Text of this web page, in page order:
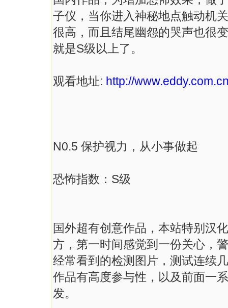
子仪，当你进入神秘地点触动机
很高，而且结尾幽怨的哭声也很
就是S级以上了。
观看地址: http://
N0.5 保护视力，从小事做起
恐怖指数：S级
国外超有创意作品，本站特别汉
方，第一时间感觉到一份关心，
经常看到的检测图片，测试连续
作品有高度参与性，以及前面一
发。